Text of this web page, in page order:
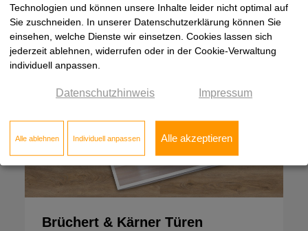
Brüchert & Kärner Türen
Technologien und können unsere Inhalte leider nicht optimal auf
Sie zuschneiden. In unserer Datenschutzerklärung können Sie
einsehen, welche Dienste wir einsetzen. Cookies lassen sich
jederzeit ablehnen, widerrufen oder in der Cookie-Verwaltung
individuell anpassen.
Datenschutzhinweis Impressum
Alle ablehnen Individuell anpassen Alle akzeptieren